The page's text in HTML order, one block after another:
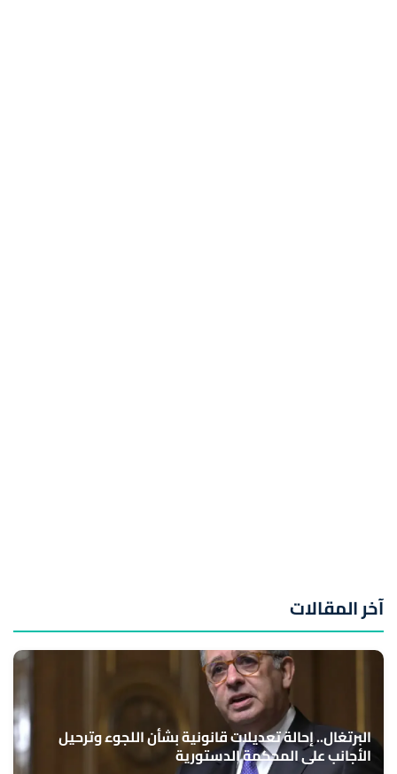
آخر المقالات
البرتغال.. إحالة تعديلات قانونية بشأن اللجوء وترحيل
الأجانب على المحكمة الدستورية